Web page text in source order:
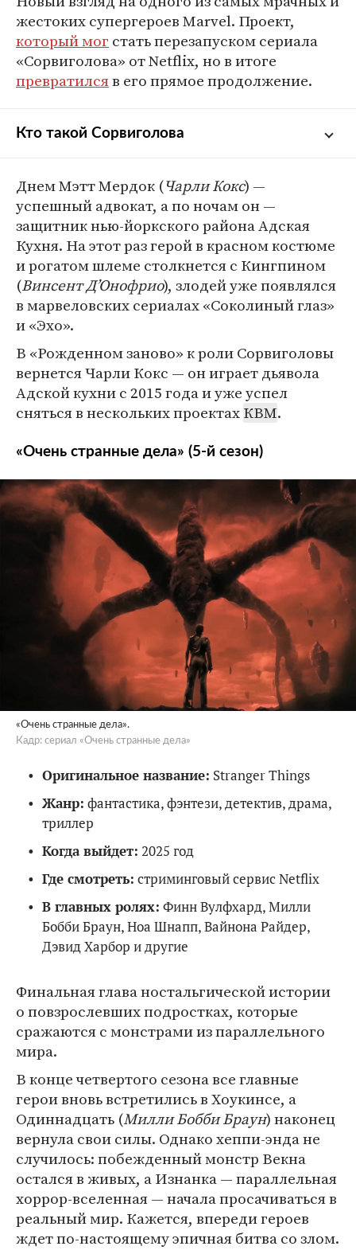
жестоких супергероев Marvel. Проект,
который мог стать перезапуском сериала
«Сорвиголова» от Netflix, но в итоге
превратилсяв его прямое продолжение.
Кто такой Сорвиголова
супергерой из комиксов Marvel, который
защищает от преступности район Нью-
Йорка под названием Адская Кухня. В
обычный жизни Мердок работает
адвокатом, а по ночам облачается в
красный костюм и отправляется на битву со
злом. Свои способности он получил в
детстве: из-за несчастного случая юный
Мэтт лишился зрения, зато остальные его
чувства максимально обострились.
Сорвиголова — мастер различных боевых
искусств. Его фирменное оружие — боевой
маскируется под трость. Также супергерой
известен под прозвищами Человек без
страха и Дьявол Адской кухни.
Днем Мэтт Мердок (Чарли Кокс) —
успешный адвокат, а по ночам он —
защитник нью-йоркского района Адская
Кухня. На этот раз герой в красном костюме
и рогатом шлеме столкнется с Кингпином
(Винсент Д’Онофрио), злодей уже появлялся
в марвеловских сериалах «Соколиный глаз»
и «Эхо».
В «Рожденном заново» к роли Сорвиголовы
вернется Чарли Кокс — он играет дьявола
Адской кухни с 2015 года и уже успел
сняться в нескольких проектахКВМ.
«Очень странные дела» (5-й сезон)
«Очень странные дела».
Кадр: сериал «Очень странные дела»
Оригинальное название: Stranger Things
Жанр: фантастика, фэнтези, детектив, драма,
триллер
Когда выйдет: 2025 год
Где смотреть: стриминговый сервис Netflix
В главных ролях: Финн Вулфхард, Милли
Бобби Браун, Ноа Шнапп, Вайнона Райдер,
Дэвид Харбор и другие
Финальная глава ностальгической истории
о повзрослевших подростках, которые
сражаются с монстрами из параллельного
мира.
В конце четвертого сезона все главные
герои вновь встретились в Хоукинсе, а
Одиннадцать (Милли Бобби Браун) наконец
вернула свои силы. Однако хеппи-энда не
случилось: побежденный монстр Векна
остался в живых, а Изнанка — параллельная
хоррор-вселенная — начала просачиваться в
реальный мир. Кажется, впереди героев
ждет по-настоящему эпичная битва со злом.